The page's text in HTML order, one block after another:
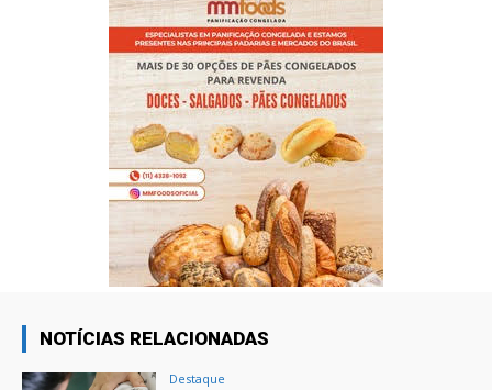
NOTÍCIAS RELACIONADAS
Destaque